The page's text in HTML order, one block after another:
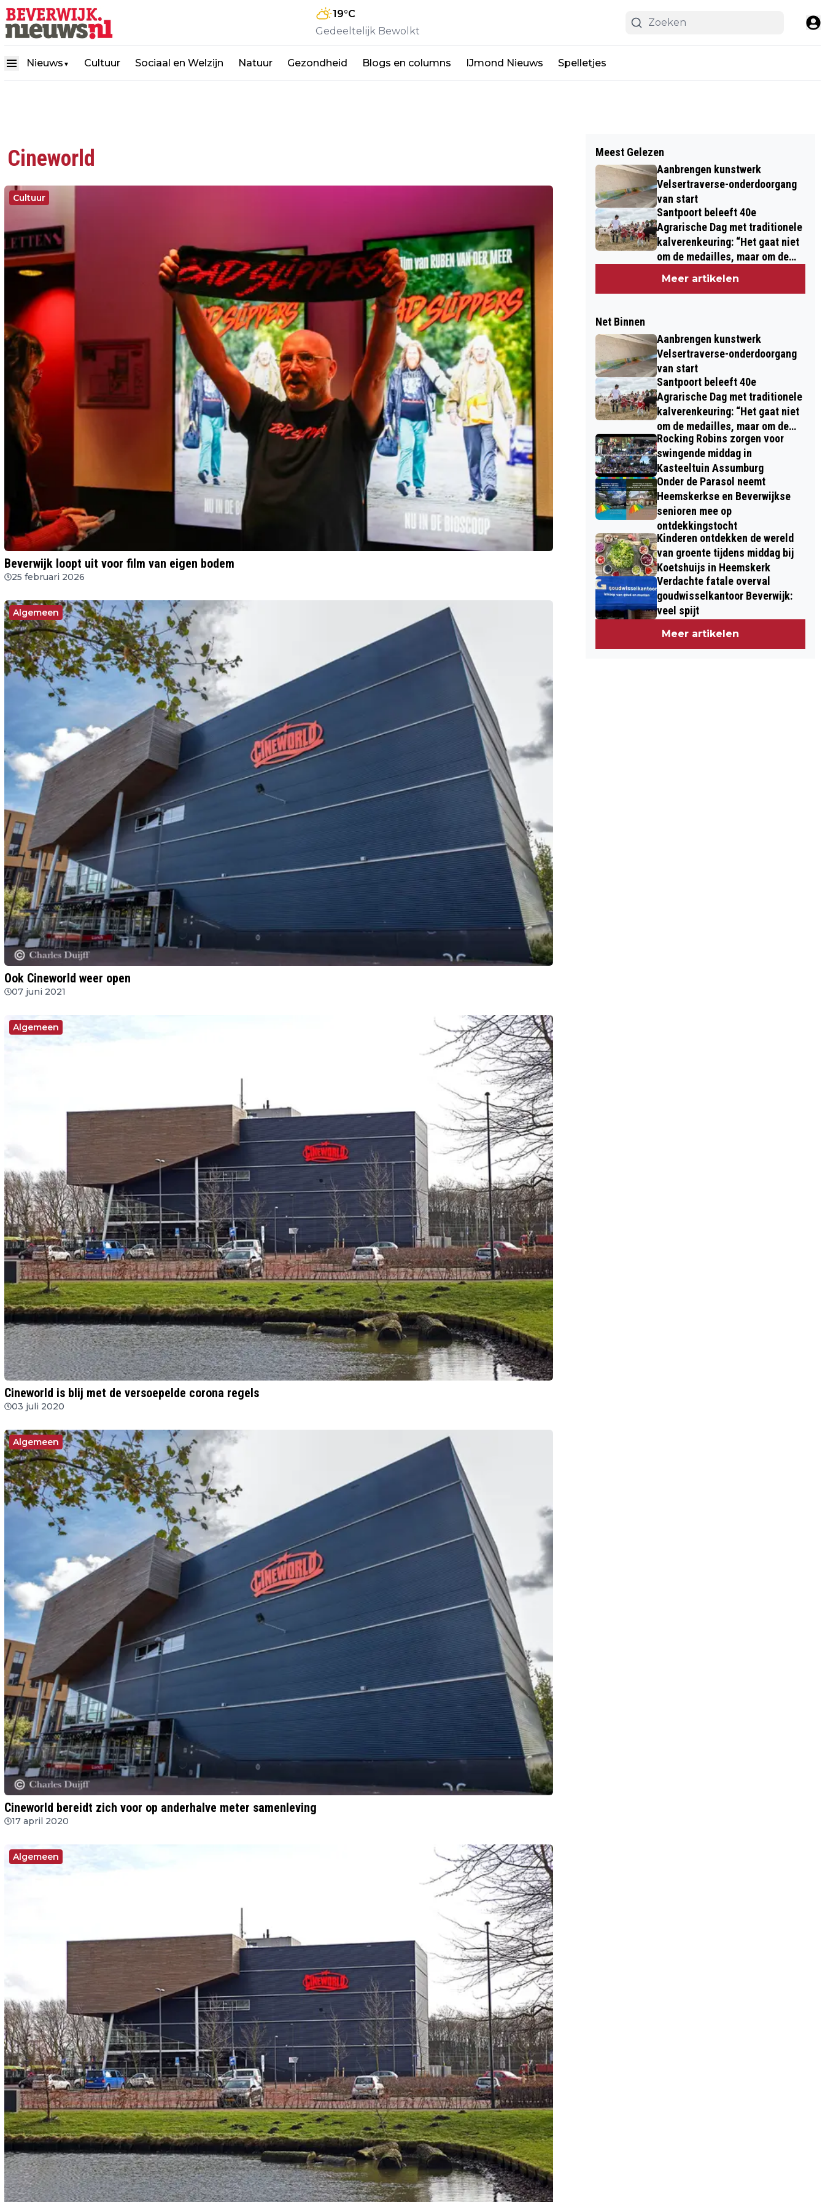
19°C
Gedeeltelijk Bewolkt
Nieuws ▼ Cultuur Sociaal en Welzijn Natuur Gezondheid Blogs en columns IJmond Nieuws Spelletjes
Cineworld
Cultuur
Beverwijk loopt uit voor film van eigen bodem
25 februari 2026
Algemeen
Ook Cineworld weer open
07 juni 2021
Algemeen
Cineworld is blij met de versoepelde corona regels
03 juli 2020
Algemeen
Cineworld bereidt zich voor op anderhalve meter samenleving
17 april 2020
Algemeen
Meest Gelezen
Aanbrengen kunstwerk
Velsertraverse-onderdoorgang
van start
Santpoort beleeft 40e
Agrarische Dag met traditionele
kalverenkeuring: “Het gaat niet
om de medailles, maar om de
Meer artikelen
Net Binnen
Aanbrengen kunstwerk
Velsertraverse-onderdoorgang
van start
Santpoort beleeft 40e
Agrarische Dag met traditionele
kalverenkeuring: “Het gaat niet
om de medailles, maar om de
kinderen”
Rocking Robins zorgen voor
swingende middag in
Kasteeltuin Assumburg
Onder de Parasol neemt
Heemskerkse en Beverwijkse
senioren mee op
ontdekkingstocht
Kinderen ontdekken de wereld
van groente tijdens middag bij
Koetshuijs in Heemskerk
Verdachte fatale overval
goudwisselkantoor Beverwijk:
veel spijt
Meer artikelen